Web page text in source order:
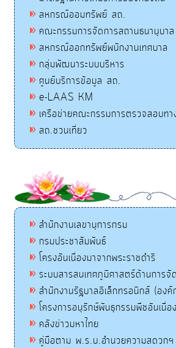
สหกรณ์ออมทรัพย์ สถ.
คณะกรรมการจัดการสถานธนานุบา
สหกรณ์ออกทรัพย์พนักงานเทศบาล
กลุ่มพัฒนาระบบบริหาร
ศูนย์บริการข้อมูล สถ.
e-LAAS KM
เครือข่ายคณะกรรมการตรวจสอบท
สถ.ชวนเที่ยว
สำนักงานเลขานุการกรม
กรมประชาสัมพันธ์
โครงอันเนื่องมาจากพระราชดำริ
ระบบสารสนเทศภูมิศาสตร์ด้านการจั
สำนักงานรัฐบาลอิเล็กทรอนิกส์ (อง
โครงการอนุรักษ์พันธุกรรมพืชอันเนื่อ
คลังข่าวมหาไทย
คู่มือตาม พ.ร.บ.อำนวยความสดวกฯ